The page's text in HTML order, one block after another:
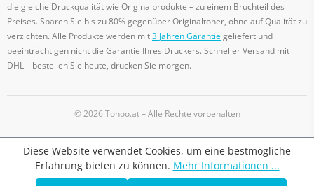
die gleiche Druckqualität wie Originalprodukte – zu einem Bruchteil des
Preises. Sparen Sie bis zu 80% gegenüber Originaltoner, ohne auf Qualität zu
verzichten. Alle Produkte werden mit3 Jahren Garantiegeliefert und
beeinträchtigen nicht die Garantie Ihres Druckers. Schneller Versand mit
DHL – bestellen Sie heute, drucken Sie morgen.
© 2026 Tonoo.at – Alle Rechte vorbehalten
Diese Website verwendet Cookies, um eine bestmögliche
Erfahrung bieten zu können. Mehr Informationen ...